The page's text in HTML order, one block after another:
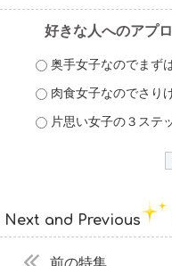
好きな人へのアプ
奥手女子なのでまず
肉食女子なのでさり
片思い女子の３ステ
Next and Previous